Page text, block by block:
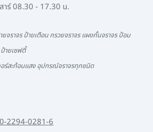
าร์ 08.30 - 17.30 น.
จราจร ป้ายเตือน กรวยจราจร แผงกั้นจราจร ป้อม
ายเซฟตี้
ร์สะท้อนแสง อุปกรณ์จราจรทุกชนิด
0-2294-0281-6